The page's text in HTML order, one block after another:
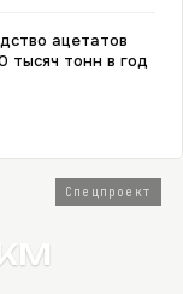
ацетатов
тысяч тонн в год
Спецпроект